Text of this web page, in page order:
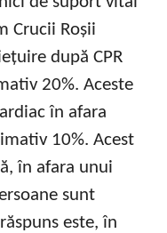
Crucii Roșii
după CPR
20%. Aceste
în afara
10%. Acest
în afara unui
sunt
este, în